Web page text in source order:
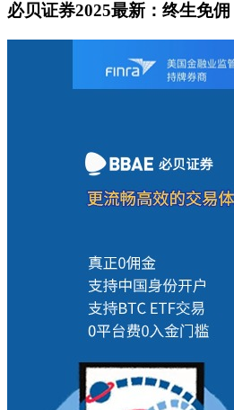
必贝证券2025最新：终生免佣